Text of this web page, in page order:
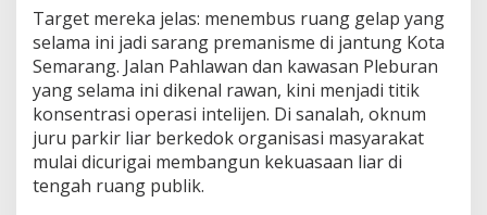
n
g
K
e
p
u
g
M
a
Target mereka jelas: menembus ruang gelap yang
selama ini jadi sarang premanisme di jantung Kota
Semarang. Jalan Pahlawan dan kawasan Pleburan
yang selama ini dikenal rawan, kini menjadi titik
konsentrasi operasi intelijen. Di sanalah, oknum
juru parkir liar berkedok organisasi masyarakat
mulai dicurigai membangun kekuasaan liar di
tengah ruang publik.